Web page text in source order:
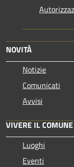
NOVITÀ
Notizie
Comunicati
Avvisi
VIVERE IL COMUNE
Luoghi
Eventi